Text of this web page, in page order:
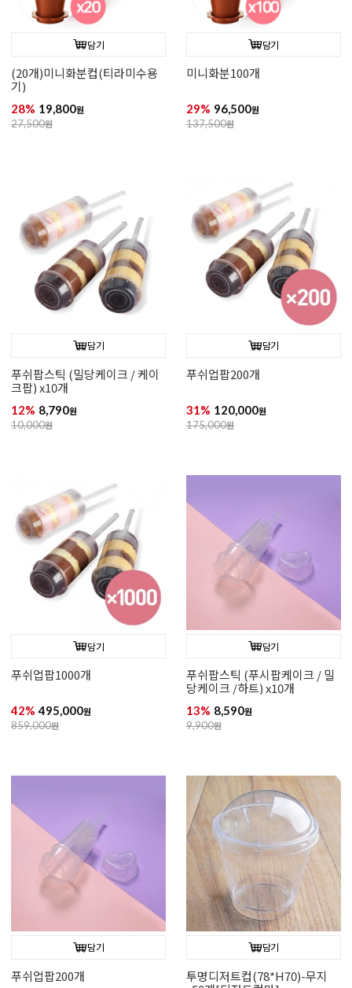
담기
(20개)미니화분컵(티라미수용
기)
28% 19,800원
27,500원
담기
미니화분100개
29% 96,500원
137,500원
담기
푸쉬팝스틱 (밀당케이크 / 케이
크팝) x10개
12% 8,790원
10,000원
담기
푸쉬업팝200개
31% 120,000원
175,000원
담기
푸쉬업팝1000개
42% 495,000원
859,000원
담기
푸쉬팝스틱 (푸시팝케이크 / 밀
당케이크 /하트) x10개
13% 8,590원
9,900원
담기
푸쉬업팝200개
담기
투명디저트컵(78*H70)-무지